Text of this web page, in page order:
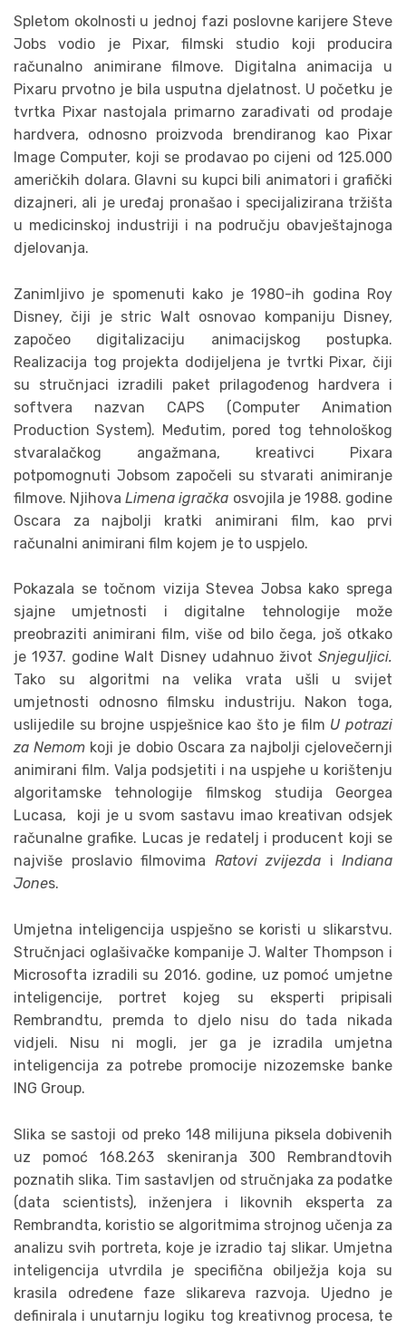
Spletom okolnosti u jednoj fazi poslovne karijere Steve
Jobs vodio je Pixar, filmski studio koji producira
računalno animirane filmove. Digitalna animacija u
Pixaru prvotno je bila usputna djelatnost. U početku je
tvrtka Pixar nastojala primarno zarađivati od prodaje
hardvera, odnosno proizvoda brendiranog kao Pixar
Image Computer, koji se prodavao po cijeni od 125.000
američkih dolara. Glavni su kupci bili animatori i grafički
dizajneri, ali je uređaj pronašao i specijalizirana tržišta
u medicinskoj industriji i na području obavještajnoga
djelovanja.
Zanimljivo je spomenuti kako je 1980-ih godina Roy
Disney, čiji je stric Walt osnovao kompaniju Disney,
započeo digitalizaciju animacijskog postupka.
Realizacija tog projekta dodijeljena je tvrtki Pixar, čiji
su stručnjaci izradili paket prilagođenog hardvera i
softvera nazvan CAPS (Computer Animation
Production System). Međutim, pored tog tehnološkog
stvaralačkog angažmana, kreativci Pixara
potpomognuti Jobsom započeli su stvarati animiranje
filmove. NjihovaLimena igračka osvojila je 1988. godine
Oscara za najbolji kratki animirani film, kao prvi
računalni animirani film kojem je to uspjelo.
Pokazala se točnom vizija Stevea Jobsa kako sprega
sjajne umjetnosti i digitalne tehnologije može
preobraziti animirani film, više od bilo čega, još otkako
je 1937. godine Walt Disney udahnuo život Snjeguljici.
Tako su algoritmi na velika vrata ušli u svijet
umjetnosti odnosno filmsku industriju. Nakon toga,
uslijedile su brojne uspješnice kao što je film U potrazi
za Nemom koji je dobio Oscara za najbolji cjelovečernji
animirani film. Valja podsjetiti i na uspjehe u korištenju
algoritamske tehnologije filmskog studija Georgea
Lucasa, koji je u svom sastavu imao kreativan odsjek
računalne grafike. Lucas je redatelj i producent koji se
najviše proslavio filmovima Ratovi zvijezda i Indiana
Jones.
Umjetna inteligencija uspješno se koristi u slikarstvu.
Stručnjaci oglašivačke kompanije J. Walter Thompson i
Microsofta izradili su 2016. godine, uz pomoć umjetne
inteligencije, portret kojeg su eksperti pripisali
Rembrandtu, premda to djelo nisu do tada nikada
vidjeli. Nisu ni mogli, jer ga je izradila umjetna
inteligencija za potrebe promocije nizozemske banke
ING Group.
Slika se sastoji od preko 148 milijuna piksela dobivenih
uz pomoć 168.263 skeniranja 300 Rembrandtovih
poznatih slika. Tim sastavljen od stručnjaka za podatke
(data scientists), inženjera i likovnih eksperta za
Rembrandta, koristio se algoritmima strojnog učenja za
analizu svih portreta, koje je izradio taj slikar. Umjetna
inteligencija utvrdila je specifična obilježja koja su
krasila određene faze slikareva razvoja. Ujedno je
definirala i unutarnju logiku tog kreativnog procesa, te